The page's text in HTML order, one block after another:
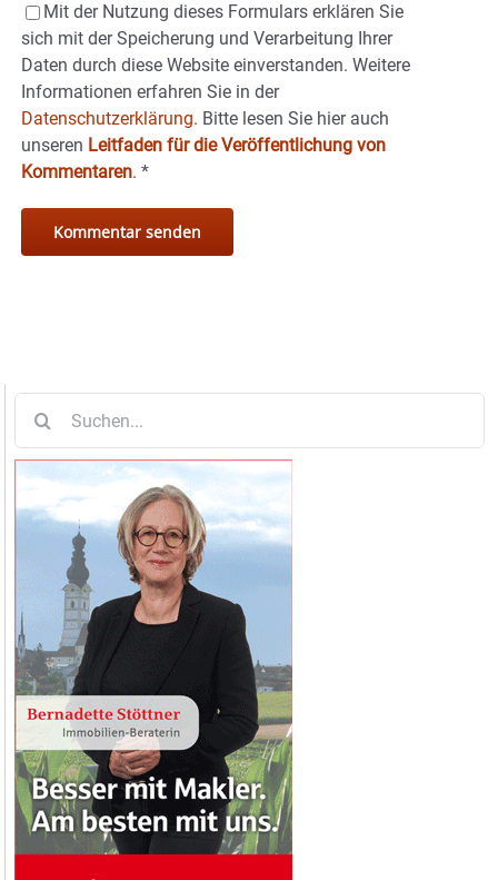
Mit der Nutzung dieses Formulars erklären Sie
sich mit der Speicherung und Verarbeitung Ihrer
Daten durch diese Website einverstanden. Weitere
Informationen erfahren Sie in der
Datenschutzerklärung. Bitte lesen Sie hier auch
unseren Leitfaden für die Veröffentlichung von
Kommentaren. *
nach: